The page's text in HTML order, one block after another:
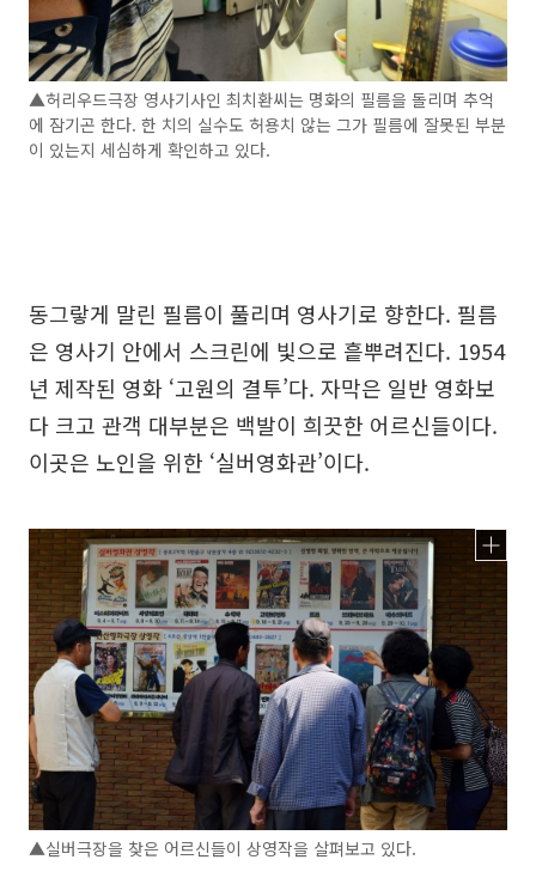
▲허리우드극장 영사기사인 최치환씨는 명화의 필름을 돌리며 추억
에 잠기곤 한다. 한 치의 실수도 허용치 않는 그가 필름에 잘못된 부분
이 있는지 세심하게 확인하고 있다.
동그랗게 말린 필름이 풀리며 영사기로 향한다. 필름
은 영사기 안에서 스크린에 빛으로 흩뿌려진다. 1954
년 제작된 영화 ‘고원의 결투’다. 자막은 일반 영화보
다 크고 관객 대부분은 백발이 희끗한 어르신들이다.
이곳은 노인을 위한 ‘실버영화관’이다.
▲실버극장을 찾은 어르신들이 상영작을 살펴보고 있다.